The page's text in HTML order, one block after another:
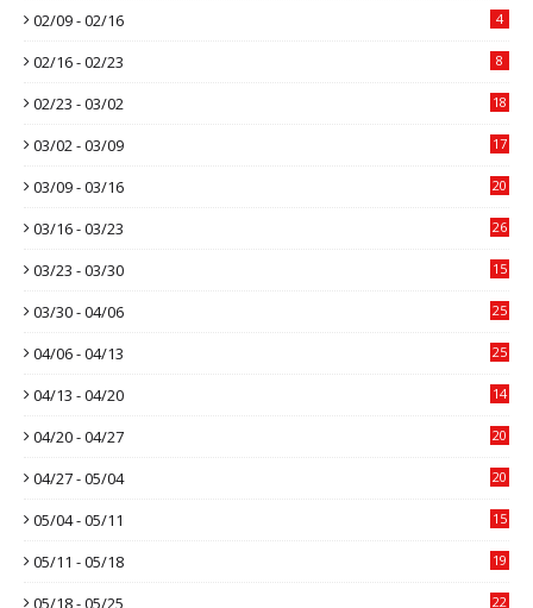
02/09 - 02/16 4
02/16 - 02/23 8
02/23 - 03/02 18
03/02 - 03/09 17
03/09 - 03/16 20
03/16 - 03/23 26
03/23 - 03/30 15
03/30 - 04/06 25
04/06 - 04/13 25
04/13 - 04/20 14
04/20 - 04/27 20
04/27 - 05/04 20
05/04 - 05/11 15
05/11 - 05/18 19
05/18 - 05/25 22